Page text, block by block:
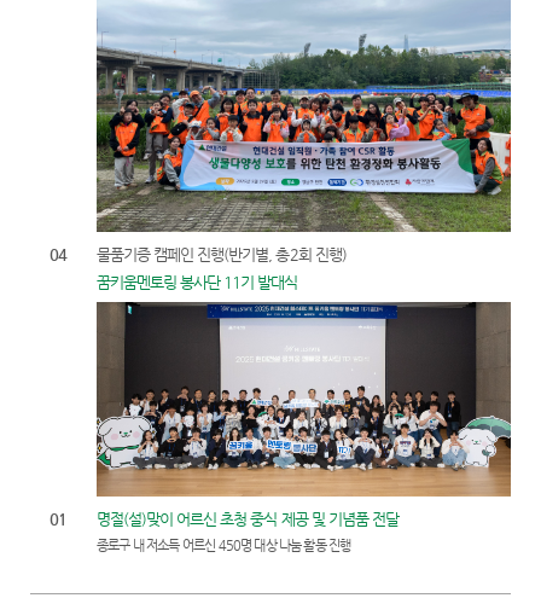
04
물품기증 캠페인 진행(반기별, 총2회 진행)
꿈키움멘토링 봉사단 11기 발대식
01 명절(설)맞이 어르신 초청 중식 제공 및 기념품 전달
종로구 내 저소득 어르신 450명 대상 나눔 활동 진행